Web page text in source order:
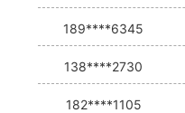
189****6345
138****2730
182****1105